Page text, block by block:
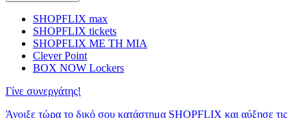
SHOPFLIX max
SHOPFLIX tickets
SHOPFLIX ΜΕ ΤΗ ΜΙΑ
Clever Point
BOX NOW Lockers
Γίνε συνεργάτης!
Άνοιξε τώρα το δικό σου κατάστημα SHOPFLIX και αύξησε τις